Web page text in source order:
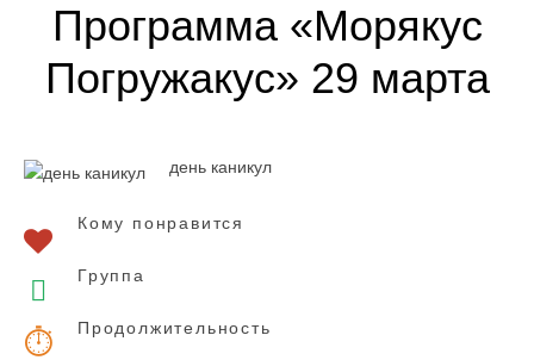
Программа «Морякус
Погружакус» 29 марта
день каникул
Кому понравится
Группа
Продолжительность